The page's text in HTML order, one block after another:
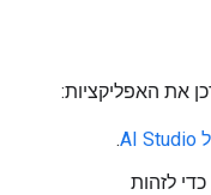
.
כדי לזהות